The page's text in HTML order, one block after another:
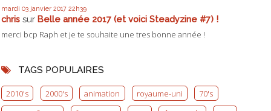
mardi 03 janvier 2017 22h39
chris sur Belle année 2017 (et voici Steadyzine #7) !
merci bcp Raph et je te souhaite une tres bonne année !
TAGS POPULAIRES
2010's 2000's animation royaume-uni
70's